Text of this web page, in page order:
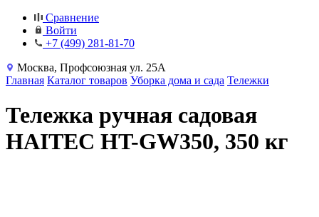
Сравнение
Войти
+7 (499) 281-81-70
Москва, Профсоюзная ул. 25А
Главная Каталог товаров Уборка дома и сада Тележки
Тележка ручная садовая
HAITEC HT-GW350, 350 кг